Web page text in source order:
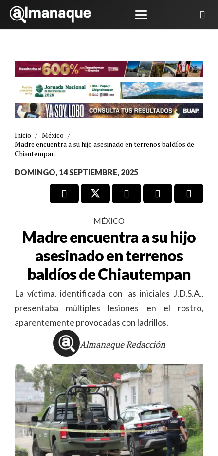
Inicio / México /
Madre encuentra a su hijo asesinado en terrenos baldíos de
Chiautempan
DOMINGO, 14 SEPTIEMBRE, 2025
MÉXICO
Madre encuentra a su hijo
asesinado en terrenos
baldíos de Chiautempan
La víctima, identificada con las iniciales J.D.S.A.,
presentaba múltiples lesiones en el rostro,
aparentemente provocadas con ladrillos.
Almanaque Redacción